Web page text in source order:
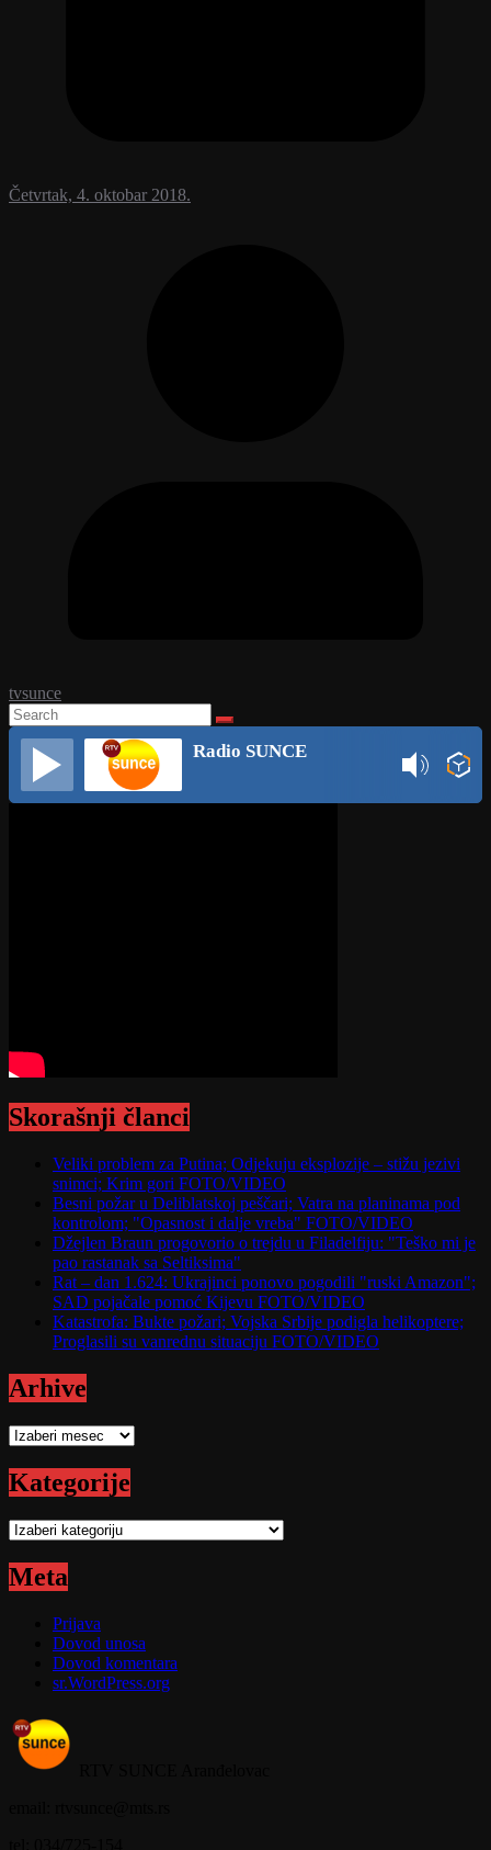
Četvrtak, 4. oktobar 2018.
tvsunce
Radio SUNCE
Skorašnji članci
Veliki problem za Putina; Odjekuju eksplozije – stižu jezivi
snimci; Krim gori FOTO/VIDEO
Besni požar u Deliblatskoj peščari; Vatra na planinama pod
kontrolom; "Opasnost i dalje vreba" FOTO/VIDEO
Džejlen Braun progovorio o trejdu u Filadelfiju: "Teško mi je
pao rastanak sa Seltiksima"
Rat – dan 1.624: Ukrajinci ponovo pogodili "ruski Amazon";
SAD pojačale pomoć Kijevu FOTO/VIDEO
Katastrofa: Bukte požari; Vojska Srbije podigla helikoptere;
Proglasili su vanrednu situaciju FOTO/VIDEO
Arhive
Arhive
Kategorije
Kategorije
Meta
Prijava
Dovod unosa
Dovod komentara
sr.WordPress.org